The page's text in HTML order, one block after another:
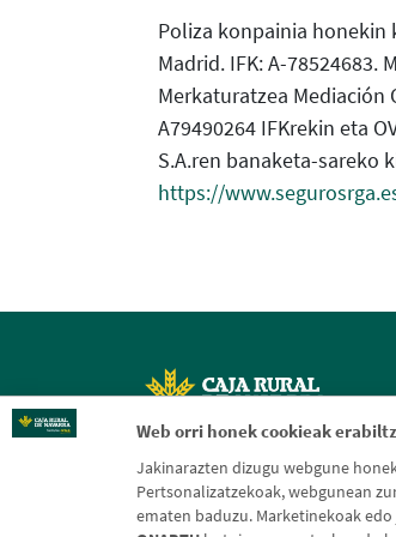
Web orri honek cookieak
Jakinarazten dizugu webgune
Pertsonalizatzekoak, webgunean
ematen baduzu. Marketinekoak
Poliza konpainia honekin
Madrid. IFK: A-78524683.
Merkaturatzea Mediación
A79490264 IFKrekin eta
S.A.ren banaketa-sareko
https://